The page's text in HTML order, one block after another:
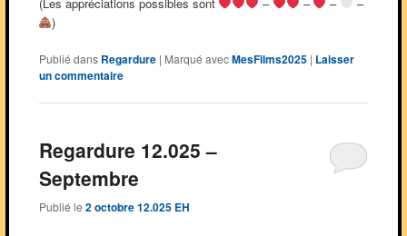
)
Publié dans Regardure | Marqué avec MesFilms2025 | Laisser
un commentaire
Regardure 12.025 –
Septembre
Publié le 2 octobre 12.025 EH